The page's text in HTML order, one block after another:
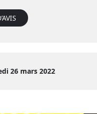
26 mars 2022